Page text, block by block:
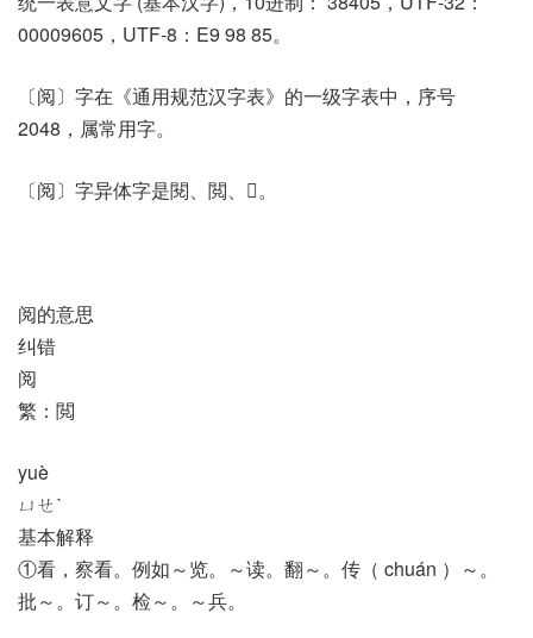
00009605，UTF-8：E9 98 85。
〔阅〕字在《通用规范汉字表》的一级字表中，序号
2048，属常用字。
〔阅〕字异体字是閱、閲、𧢅。
阅的意思
纠错
阅
繁：閲
yuè
ㄩㄝˋ
基本解释
①看，察看。例如～览。～读。翻～。传（ chuán ）～。
批～。订～。检～。～兵。